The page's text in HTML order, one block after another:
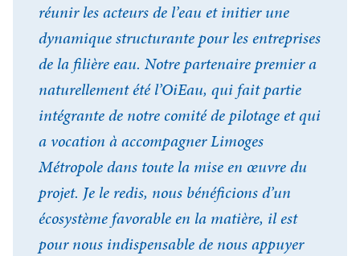
réunir les acteurs de l’eau et initier une
dynamique structurante pour les entreprises
de la filière eau. Notre partenaire premier a
naturellement été l’OiEau, qui fait partie
intégrante de notre comité de pilotage et qui
a vocation à accompagner Limoges
Métropole dans toute la mise en œuvre du
projet. Je le redis, nous bénéficions d’un
écosystème favorable en la matière, il est
pour nous indispensable de nous appuyer